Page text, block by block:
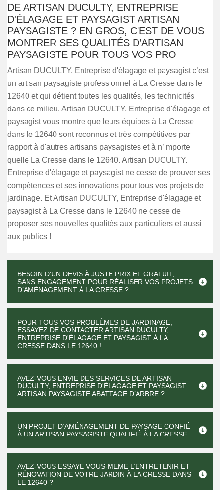
DE ARTISAN DUCULTY, ENTREPRISE
D'ÉLAGAGE ET PAYSAGIST ARTISAN
PAYSAGISTE ? EN GROS, C’EST DE VOUS
MONTRER SES QUALITÉS D’ARTISAN
PAYSAGISTE POUR TOUS VOS PRO
Artisan DUCULTY, Entreprise d'élagage et paysagist c’est
un artisan paysagiste professionnel à La Cresse dans le
12640 et qui détient toutes les qualités, les technicités
dans ce milieu. Artisan DUCULTY, Entreprise d'élagage et
paysagist vous montre que leurs équipes à La Cresse
dans le 12640 sont reconnus et très compétitives par
rapport à d'autres artisans paysagistes et à n’importe
quelle La Cresse dans le 12640. Artisan DUCULTY,
Entreprise d'élagage et paysagist ne cesse de prouver ses
compétences et ses innovations pour tous vos projets de
jardinage. Et Artisan DUCULTY, Entreprise d'élagage et
paysagist à La Cresse dans le 12640 ne cesse de
proposer ses nouvelles qualités aux particuliers et aussi
aux publics !
BESOIN D’UN DEVIS À JUSTE PRIX ET GRATUIT,
SANS ENGAGEMENT POUR RÉALISER VOS PROJETS
D’AMÉNAGEMENT À LA CRESSE ?
POUR TOUS VOS PROBLÈMES DE JARDINAGE,
ESSAYEZ DE CONTACTER ARTISAN DUCULTY,
ENTREPRISE D'ÉLAGAGE ET PAYSAGIST À LA
CRESSE DANS LE 12640 !
AVEZ-VOUS ENVIE DES SERVICES DE ARTISAN
DUCULTY, ENTREPRISE D'ÉLAGAGE ET PAYSAGIST
ARTISAN PAYSAGISTE ABATTAGE D’ARBRE ?
UN PROJET D’AMÉNAGEMENT DE PAYSAGE CONFIÉ
À UN ARTISAN PAYSAGISTE QUALIFIÉ À LA CRESSE
AVEZ-VOUS ESSAYÉ VOUS-MÊME L’ENTRETENIR ET
RÉNOVATION DE VOTRE JARDIN À LA CRESSE DANS
LE 12640 ?